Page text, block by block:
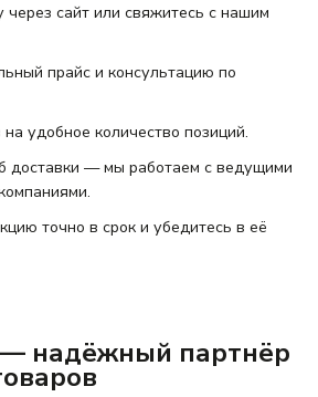
через сайт или свяжитесь с нашим
прайс и консультацию по
удобное количество позиций.
доставки — мы работаем с ведущими
точно в срок и убедитесь в её
надёжный партнёр